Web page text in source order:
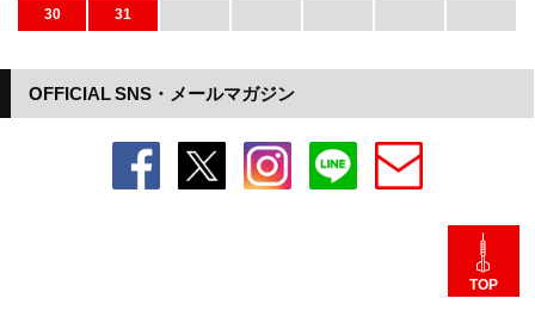
OFFICIAL SNS・メールマガジン
30
31
TOP